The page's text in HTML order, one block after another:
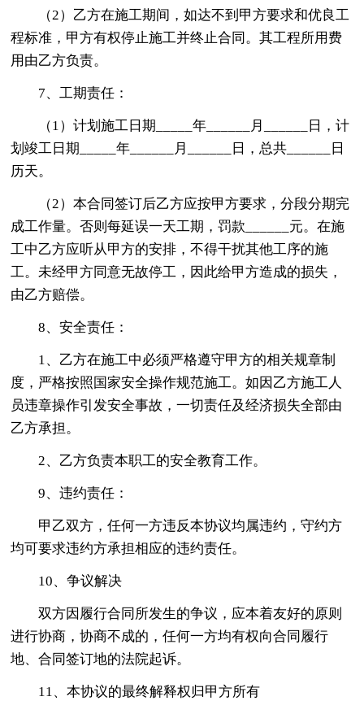
（2）乙方在施工期间，如达不到甲方要求和优良工
程标准，甲方有权停止施工并终止合同。其工程所用费
用由乙方负责。
7、工期责任：
（1）计划施工日期_____年______月______日，计
划竣工日期_____年______月______日，总共______日
历天。
（2）本合同签订后乙方应按甲方要求，分段分期完
成工作量。否则每延误一天工期，罚款______元。在施
工中乙方应听从甲方的安排，不得干扰其他工序的施
工。未经甲方同意无故停工，因此给甲方造成的损失，
由乙方赔偿。
8、安全责任：
1、乙方在施工中必须严格遵守甲方的相关规章制
度，严格按照国家安全操作规范施工。如因乙方施工人
员违章操作引发安全事故，一切责任及经济损失全部由
乙方承担。
2、乙方负责本职工的安全教育工作。
9、违约责任：
甲乙双方，任何一方违反本协议均属违约，守约方
均可要求违约方承担相应的违约责任。
10、争议解决
双方因履行合同所发生的争议，应本着友好的原则
进行协商，协商不成的，任何一方均有权向合同履行
地、合同签订地的法院起诉。
11、本协议的最终解释权归甲方所有